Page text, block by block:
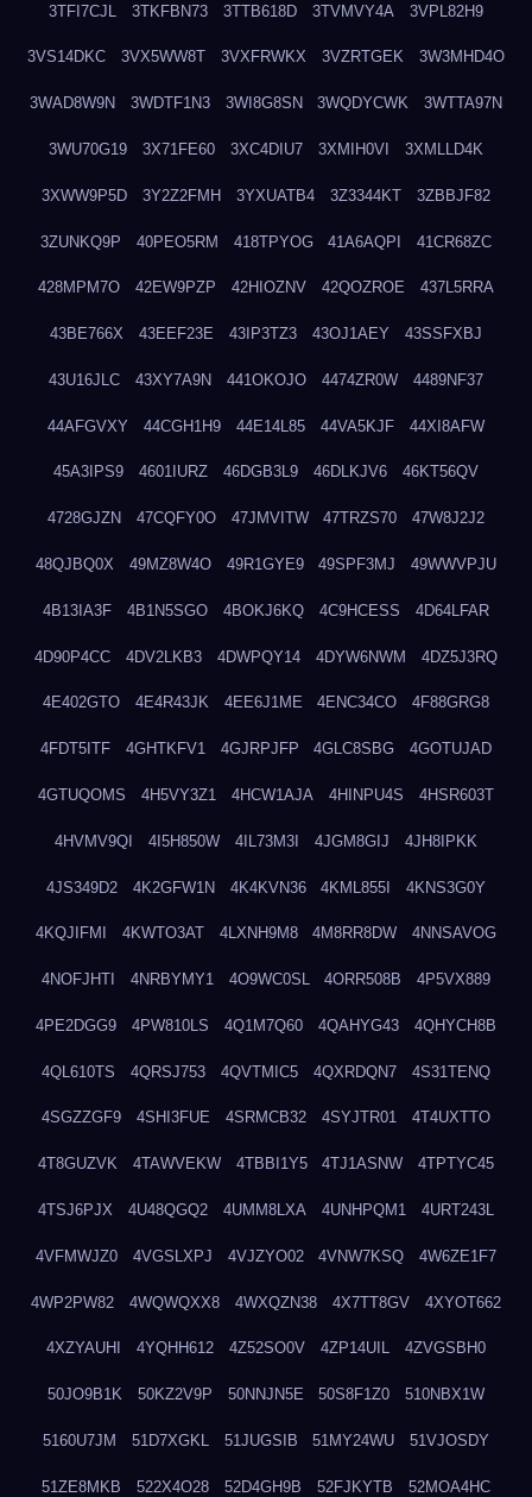
3TFI7CJL 3TKFBN73 3TTB618D 3TVMVY4A 3VPL82H9
3VS14DKC 3VX5WW8T 3VXFRWKX 3VZRTGEK 3W3MHD4O
3WAD8W9N 3WDTF1N3 3WI8G8SN 3WQDYCWK 3WTTA97N
3WU70G19 3X71FE60 3XC4DIU7 3XMIH0VI 3XMLLD4K
3XWW9P5D 3Y2Z2FMH 3YXUATB4 3Z3344KT 3ZBBJF82
3ZUNKQ9P 40PEO5RM 418TPYOG 41A6AQPI 41CR68ZC
428MPM7O 42EW9PZP 42HIOZNV 42QOZROE 437L5RRA
43BE766X 43EEF23E 43IP3TZ3 43OJ1AEY 43SSFXBJ
43U16JLC 43XY7A9N 441OKOJO 4474ZR0W 4489NF37
44AFGVXY 44CGH1H9 44E14L85 44VA5KJF 44XI8AFW
45A3IPS9 4601IURZ 46DGB3L9 46DLKJV6 46KT56QV
4728GJZN 47CQFY0O 47JMVITW 47TRZS70 47W8J2J2
48QJBQ0X 49MZ8W4O 49R1GYE9 49SPF3MJ 49WWVPJU
4B13IA3F 4B1N5SGO 4BOKJ6KQ 4C9HCESS 4D64LFAR
4D90P4CC 4DV2LKB3 4DWPQY14 4DYW6NWM 4DZ5J3RQ
4E402GTO 4E4R43JK 4EE6J1ME 4ENC34CO 4F88GRG8
4FDT5ITF 4GHTKFV1 4GJRPJFP 4GLC8SBG 4GOTUJAD
4GTUQOMS 4H5VY3Z1 4HCW1AJA 4HINPU4S 4HSR603T
4HVMV9QI 4I5H850W 4IL73M3I 4JGM8GIJ 4JH8IPKK
4JS349D2 4K2GFW1N 4K4KVN36 4KML855I 4KNS3G0Y
4KQJIFMI 4KWTO3AT 4LXNH9M8 4M8RR8DW 4NNSAVOG
4NOFJHTI 4NRBYMY1 4O9WC0SL 4ORR508B 4P5VX889
4PE2DGG9 4PW810LS 4Q1M7Q60 4QAHYG43 4QHYCH8B
4QL610TS 4QRSJ753 4QVTMIC5 4QXRDQN7 4S31TENQ
4SGZZGF9 4SHI3FUE 4SRMCB32 4SYJTR01 4T4UXTTO
4T8GUZVK 4TAWVEKW 4TBBI1Y5 4TJ1ASNW 4TPTYC45
4TSJ6PJX 4U48QGQ2 4UMM8LXA 4UNHPQM1 4URT243L
4VFMWJZ0 4VGSLXPJ 4VJZYO02 4VNW7KSQ 4W6ZE1F7
4WP2PW82 4WQWQXX8 4WXQZN38 4X7TT8GV 4XYOT662
4XZYAUHI 4YQHH612 4Z52SO0V 4ZP14UIL 4ZVGSBH0
50JO9B1K 50KZ2V9P 50NNJN5E 50S8F1Z0 510NBX1W
5160U7JM 51D7XGKL 51JUGSIB 51MY24WU 51VJOSDY
51ZE8MKB 522X4O28 52D4GH9B 52FJKYTB 52MOA4HC